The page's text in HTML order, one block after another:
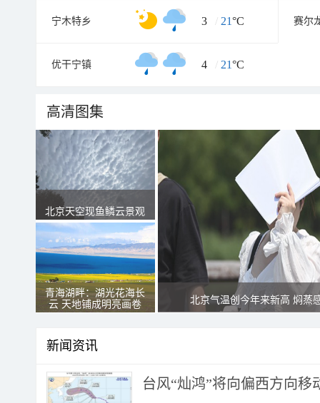
宁木特乡 3 / 21°C 赛尔
优干宁镇 4 / 21°C
高清图集
北京天空现鱼鳞云景观
青海湖畔：湖光花海长
云 天地铺成明亮画卷
北京气温创今年来新高 焖蒸
新闻资讯
台风“灿鸿”将向偏西方向移